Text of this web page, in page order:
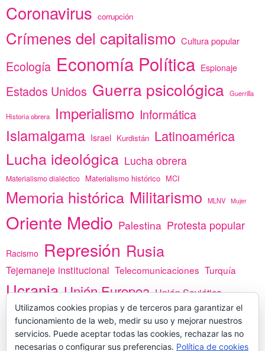
Coronavirus corrupción
Crímenes del capitalismo Cultura popular
Ecología Economía Política Espionaje
Estados Unidos Guerra psicológica Guerrilla
Historia obrera Imperialismo Informática
Islamalgama Israel Kurdistán Latinoamérica
Lucha ideológica Lucha obrera
Materialismo dialéctico Materialismo histórico MCI
Memoria histórica Militarismo MLNV Mujer
Oriente Medio Palestina Protesta popular
Racismo Represión Rusia
Tejemaneje institucional Telecomunicaciones Turquía
Ucrania Unión Europea Unión Soviética
vacunas Yemen África
PREGÚNTANOS
Utilizamos cookies propias y de terceros para garantizar el
funcionamiento de la web, medir su uso y mejorar nuestros
servicios. Puede aceptar todas las cookies, rechazar las no
necesarias o configurar sus preferencias. Política de cookies